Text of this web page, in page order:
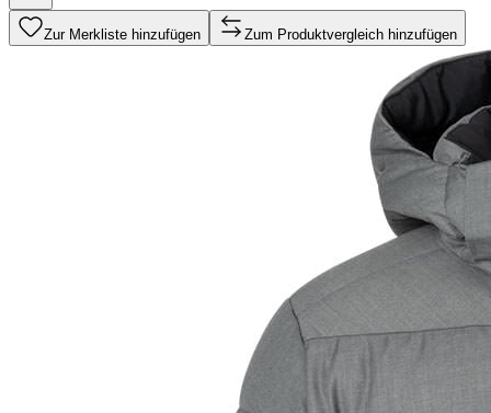
Zur Merkliste hinzufügen Zum Produktvergleich hinzufügen